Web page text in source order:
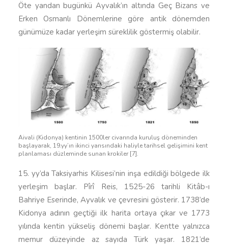
Öte yandan bugünkü Ayvalık’ın altında Geç Bizans ve
Erken Osmanlı Dönemlerine göre antik dönemden
günümüze kadar yerleşim süreklilik göstermiş olabilir.
Aivali (Kidonya) kentinin 1500ler civarında kuruluş döneminden
başlayarak, 19.yy’ın ikinci yarısındaki haliyle tarihsel gelişimini kent
planlaması düzleminde sunan krokiler [7].
15. yy’da Taksiyarhis Kilisesi’nin inşa edildiği bölgede ilk
yerleşim başlar. Pîrî Reis, 1525-26 tarihli Kitâb-ı
Bahriye Eserinde, Ayvalık ve çevresini gösterir. 1738’de
Kidonya adının geçtiği ilk harita ortaya çıkar ve 1773
yılında kentin yükseliş dönemi başlar. Kentte yalnızca
memur düzeyinde az sayıda Türk yaşar. 1821’de